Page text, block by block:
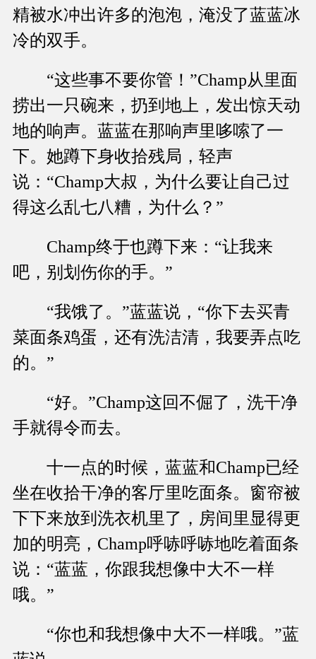
精被水冲出许多的泡泡，淹没了蓝蓝冰
冷的双手。
“这些事不要你管！”Champ从里面
捞出一只碗来，扔到地上，发出惊天动
地的响声。蓝蓝在那响声里哆嗦了一
下。她蹲下身收拾残局，轻声
说：“Champ大叔，为什么要让自己过
得这么乱七八糟，为什么？”
Champ终于也蹲下来：“让我来
吧，别划伤你的手。”
“我饿了。”蓝蓝说，“你下去买青
菜面条鸡蛋，还有洗洁清，我要弄点吃
的。”
“好。”Champ这回不倔了，洗干净
手就得令而去。
十一点的时候，蓝蓝和Champ已经
坐在收拾干净的客厅里吃面条。窗帘被
下下来放到洗衣机里了，房间里显得更
加的明亮，Champ呼哧呼哧地吃着面条
说：“蓝蓝，你跟我想像中大不一样
哦。”
“你也和我想像中大不一样哦。”蓝